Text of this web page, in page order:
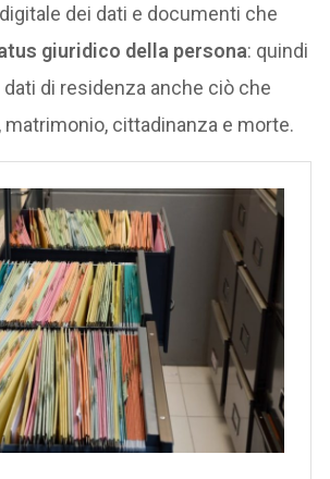
dei dati e documenti che
giuridico della persona: quindi
di residenza anche ciò che
matrimonio, cittadinanza e morte.